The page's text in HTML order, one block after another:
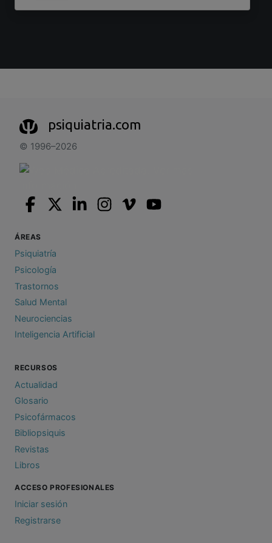
psiquiatria.com
© 1996–2026
ÁREAS
Psiquiatría
Psicología
Trastornos
Salud Mental
Neurociencias
Inteligencia Artificial
RECURSOS
Actualidad
Glosario
Psicofármacos
Bibliopsiquis
Revistas
Libros
ACCESO PROFESIONALES
Iniciar sesión
Registrarse